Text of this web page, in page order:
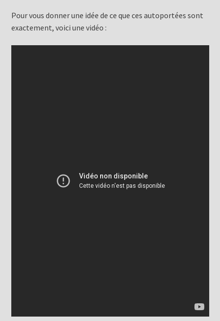
Pour vous donner une idée de ce que ces autoportées sont
exactement, voici une vidéo :